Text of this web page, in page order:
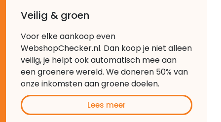
Veilig & groen
Voor elke aankoop even
WebshopChecker.nl. Dan koop je niet alleen
veilig, je helpt ook automatisch mee aan
een groenere wereld. We doneren 50% van
onze inkomsten aan groene doelen.
Lees meer